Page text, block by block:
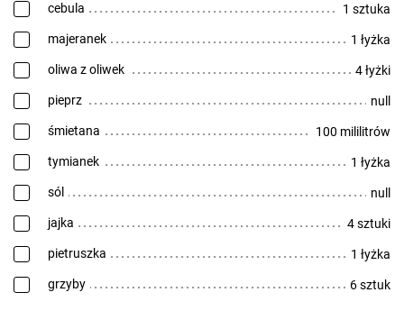
cebula 1 sztuka
majeranek 1 łyżka
oliwa z oliwek 4 łyżki
pieprz null
śmietana 100 mililitrów
tymianek 1 łyżka
sól null
jajka 4 sztuki
pietruszka 1 łyżka
grzyby 6 sztuk